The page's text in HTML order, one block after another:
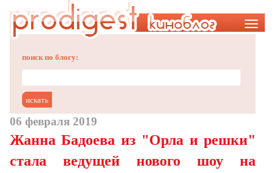
Меню
поиск по блогу:
06 февраля 2019
Жанна Бадоева из "Орла и решки"
стала ведущей нового шоу на